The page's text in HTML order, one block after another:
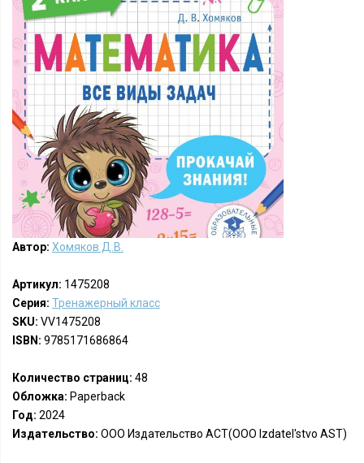
Автор: Хомяков Д.В.
Артикул: 1475208
Серия: Тренажерный класс
SKU: VV1475208
ISBN: 9785171686864
Количество страниц: 48
Обложка: Paperback
Год: 2024
Издательство: ООО Издательство АСТ(OOO Izdatel'stvo AST)